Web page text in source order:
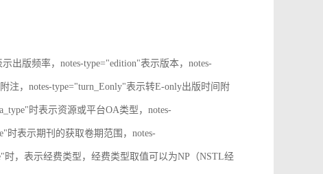
出版频率，notes-type="edition"表示版本，notes-
注，notes-type="turn_Eonly"表示转E-only出版时间附
时表示资源或平台OA类型，notes-
时表示期刊的获取卷期范围，notes-
时，表示经费类型，经费类型取值可以为NP（NSTL经